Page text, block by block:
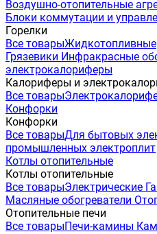
Воздушно-отопительные
Блоки коммутации и
Горелки
Все товарыЖидкотопливные
Грязевики Инфракрасные
электрокалориферы
Калориферы и
Все товары
Конфорки
Конфорки
Все товарыДля бытовых
промышленных электроплит
Котлы отопительные
Котлы отопительные
Все товарыЭлектрические
Масляные обогреватели
Отопительные печи
Все товарыПечи-камины